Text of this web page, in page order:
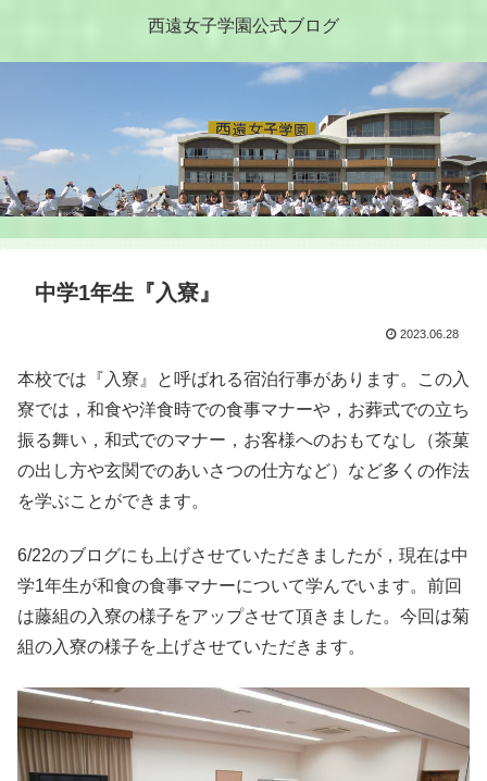
西遠女子学園公式ブログ
中学1年生『入寮』
2023.06.28
本校では『入寮』と呼ばれる宿泊行事があります。この入
寮では，和食や洋食時での食事マナーや，お葬式での立ち
振る舞い，和式でのマナー，お客様へのおもてなし（茶菓
の出し方や玄関でのあいさつの仕方など）など多くの作法
を学ぶことができます。
6/22のブログにも上げさせていただきましたが，現在は中
学1年生が和食の食事マナーについて学んでいます。前回
は藤組の入寮の様子をアップさせて頂きました。今回は菊
組の入寮の様子を上げさせていただきます。